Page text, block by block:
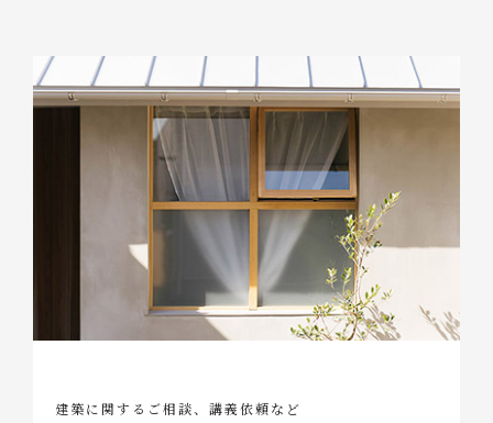
建築に関するご相談、講義依頼など